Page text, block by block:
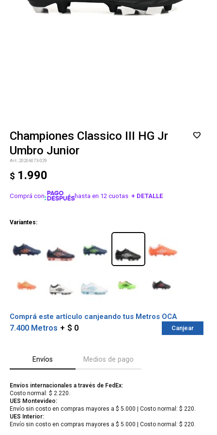
Championes Classico III HG Jr
Umbro Junior
20206073-029
$ 1.990
Comprá con hasta en 12 cuotas + DETALLE
Variantes:
Comprá este artículo canjeando tus Metros OCA
7.400 Metros $ 0 Canjear
Envíos Medios de pago
Envíos internacionales a través de FedEx:
Costo normal: $ 2.220.
UES Montevideo:
Envío sin costo en compras mayores a $ 5.000 | Costo normal: $ 220.
UES Interior:
Envío sin costo en compras mayores a $ 5.000 | Costo normal: $ 220.
Comprá ahora y Pagá
comprar!
Comprá en 3 cuotas sin recargo o hasta en
12 cuotas * ¡Solo con tu cédula!
* sujeto aprobación crediticia.
Verifica si estás calificado para comprar
con Pago Después: